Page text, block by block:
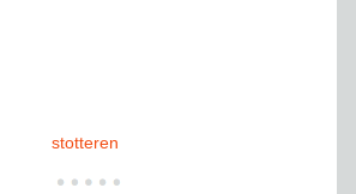
stotteren